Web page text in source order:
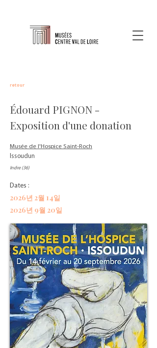
retour
Édouard PIGNON -
Exposition d'une donation
Musée de l'Hospice Saint-Roch
Issoudun
Indre (36)
Dates :
2026년 2월 14일
2026년 9월 20일